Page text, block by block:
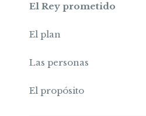
El Rey prometido
El plan
Las personas
El propósito